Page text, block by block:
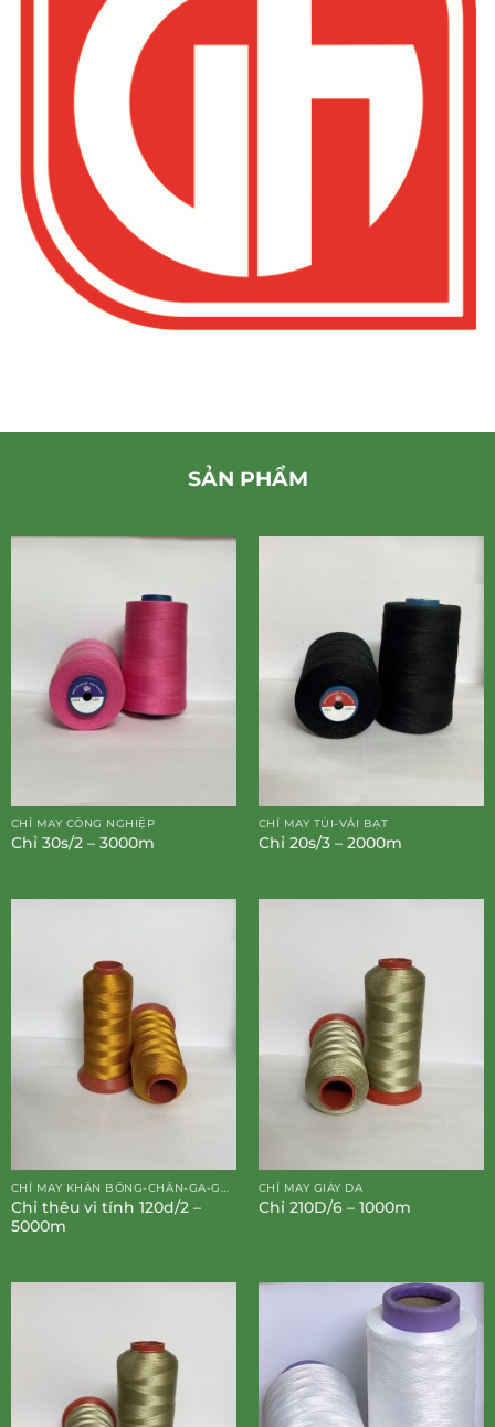
SẢN PHẨM
CHỈ MAY CÔNG NGHIỆP
Chỉ 30s/2 – 3000m
CHỈ MAY TÚI-VẢI BẠT
Chỉ 20s/3 – 2000m
CHỈ MAY KHĂN BÔNG-CHĂN-GA-GỐI-ĐỆM
Chỉ thêu vi tính 120d/2 –
5000m
CHỈ MAY GIÀY DA
Chỉ 210D/6 – 1000m